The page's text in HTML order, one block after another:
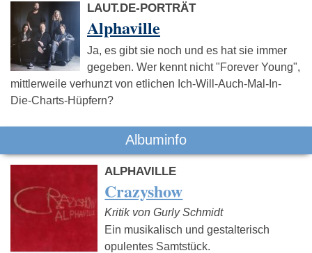
LAUT.DE-PORTRÄT
Alphaville
Ja, es gibt sie noch und es hat sie immer
gegeben. Wer kennt nicht "Forever Young",
mittlerweile verhunzt von etlichen Ich-Will-Auch-Mal-In-
Die-Charts-Hüpfern?
Albuminfo
ALPHAVILLE
Crazyshow
Kritik von Gurly Schmidt
Ein musikalisch und gestalterisch
opulentes Samtstück.